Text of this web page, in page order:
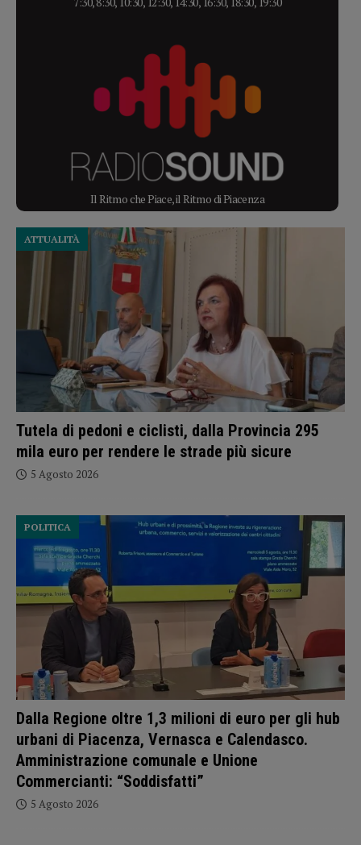
Il Ritmo che Piace, il Ritmo di Piacenza
Tutela di pedoni e ciclisti, dalla Provincia 295
mila euro per rendere le strade più sicure
ATTUALITÀ
5 Agosto 2026
Dalla Regione oltre 1,3 milioni di euro per gli hub
urbani di Piacenza, Vernasca e Calendasco.
Amministrazione comunale e Unione
Commercianti: “Soddisfatti”
POLITICA
5 Agosto 2026